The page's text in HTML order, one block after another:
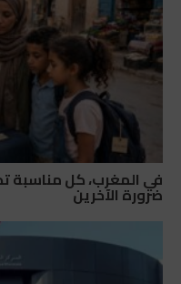
في المغرب، كل
ضرورة الآخرين